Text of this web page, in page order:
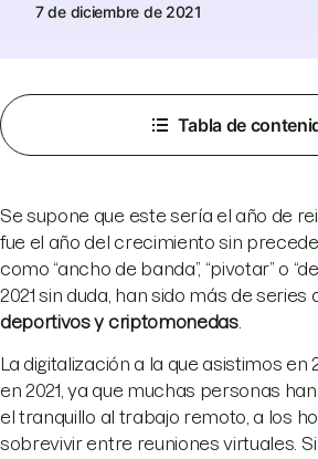
7 de diciembre de 2021
Tabla de
Se supone que este sería el año de
fue el año del crecimiento sin
como “ancho de banda”, “pivotar” o
2021 sin duda, han sido más de series
deportivos y criptomonedas.
La digitalización a la que asistimos en
en 2021, ya que muchas personas
el tranquillo al trabajo remoto, a los
sobrevivir entre reuniones virtuales.